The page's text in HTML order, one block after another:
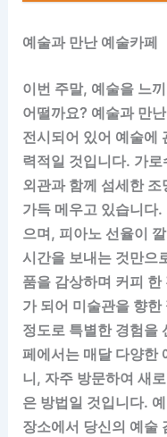
예술과 만난 예술카페
이번 주말, 예술을 느
어떨까요? 예술과 만
전시되어 있어 예술에
력적일 것입니다. 가
외관과 함께 섬세한
가득 메우고 있습니다
으며, 피아노 선율이
시간을 보내는 것만으
품을 감상하며 커피
가 되어 미술관을 향
정도로 특별한 경험을
페에서는 매달 다양한
니, 자주 방문하여 새
은 방법일 것입니다.
장소에서 당신의 예술